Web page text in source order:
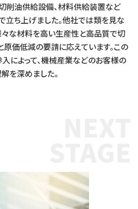
削油供給設備、材料供給装置など
立ち上げました。他社では類を見な
な材料を高い生産性と高品質で切
原価低減の要請に応えています。この
によって、機械産業などのお客様の
を深めました。